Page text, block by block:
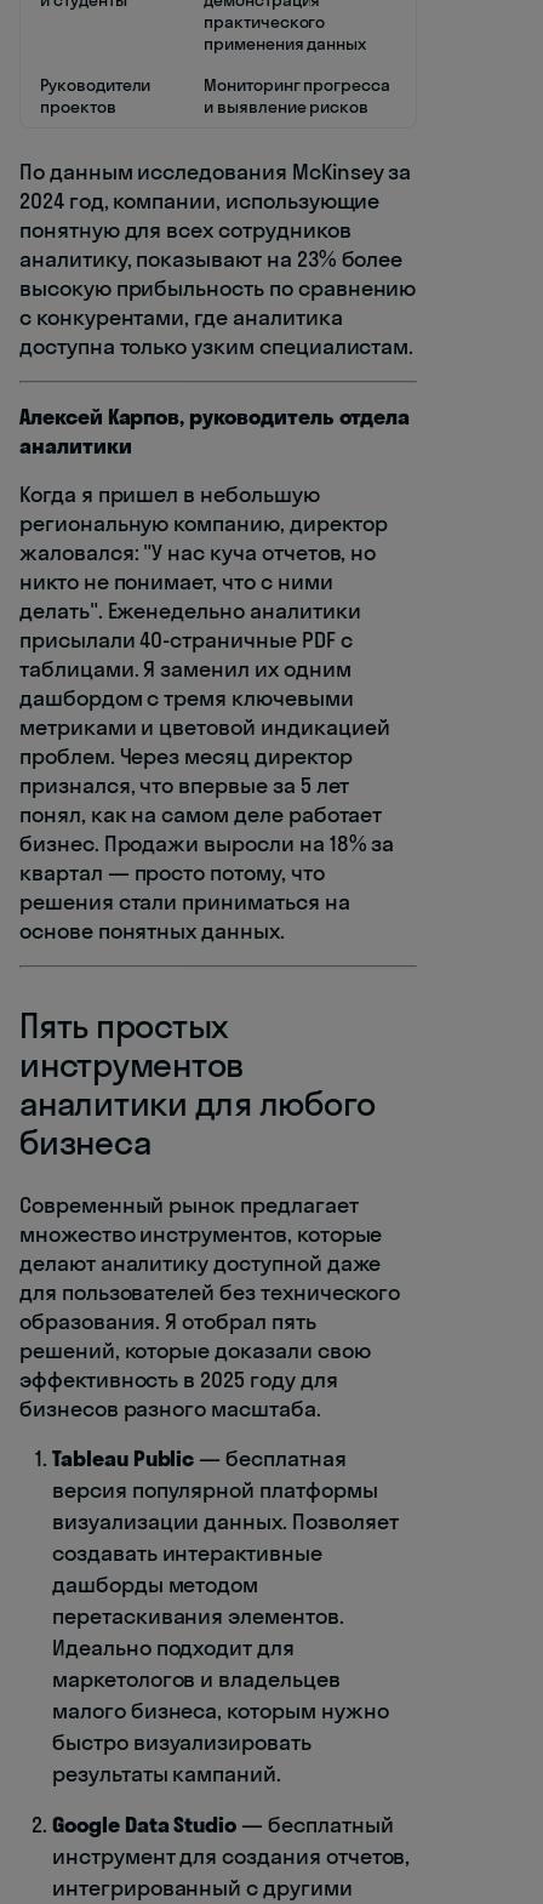
практического
применения данных
Руководители
проектов
Мониторинг прогресса
и выявление рисков
По данным исследования McKinsey за
2024 год, компании, использующие
понятную для всех сотрудников
аналитику, показывают на 23% более
высокую прибыльность по сравнению
с конкурентами, где аналитика
доступна только узким специалистам.
Алексей Карпов, руководитель отдела
аналитики
Когда я пришел в небольшую
региональную компанию, директор
жаловался: "У нас куча отчетов, но
никто не понимает, что с ними
делать". Еженедельно аналитики
присылали 40-страничные PDF с
таблицами. Я заменил их одним
дашбордом с тремя ключевыми
метриками и цветовой индикацией
проблем. Через месяц директор
признался, что впервые за 5 лет
понял, как на самом деле работает
бизнес. Продажи выросли на 18% за
квартал — просто потому, что
решения стали приниматься на
основе понятных данных.
Пять простых
инструментов
аналитики для любого
бизнеса
Современный рынок предлагает
множество инструментов, которые
делают аналитику доступной даже
для пользователей без технического
образования. Я отобрал пять
решений, которые доказали свою
эффективность в 2025 году для
бизнесов разного масштаба.
Tableau Public — бесплатная
версия популярной платформы
визуализации данных. Позволяет
создавать интерактивные
дашборды методом
перетаскивания элементов.
Идеально подходит для
маркетологов и владельцев
малого бизнеса, которым нужно
быстро визуализировать
результаты кампаний.
Google Data Studio — бесплатный
инструмент для создания отчетов,
интегрированный с другими